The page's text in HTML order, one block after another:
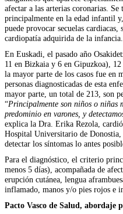
afectar a las arterias coronarias.
principalmente en la edad infantil
puede provocar secuelas
cardiopatía adquirida de la infancia.
En Euskadi, el pasado año
11 en Bizkaia y 6 en Gipuzkoa),
la mayor parte de los casos fue en
personas diagnosticadas de esta
mayor parte, un total de 213, son
“Principalmente son niños o niñas
predominio en varones, y
explica la Dra. Erika Rezola,
Hospital Universitario de
detectar los síntomas lo antes
Para el diagnóstico, el criterio
menos 5 días), acompañada de
erupción cutánea, lengua
inflamado, manos y/o pies rojos e
Pacto Vasco de Salud, abordaje